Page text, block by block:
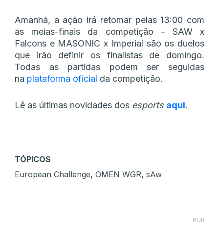
Amanhã, a ação irá retomar pelas 13:00 com
as meias-finais da competição – SAW x
Falcons e MASONIC x Imperial são os duelos
que irão definir os finalistas de domingo.
Todas as partidas podem ser seguidas
na plataforma oficial da competição.
Lê as últimas novidades dos esports aqui.
TÓPICOS
European Challenge, OMEN WGR, sAw
PUB